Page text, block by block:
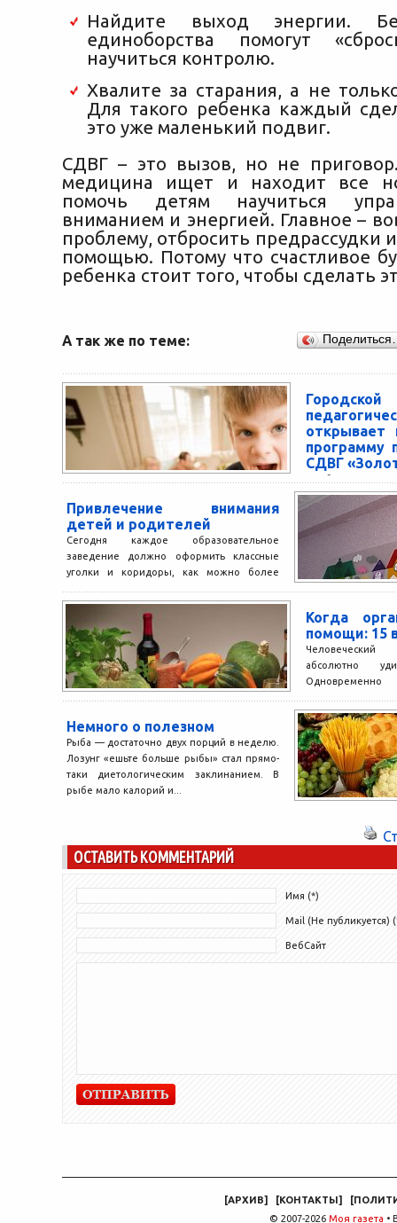
Найдите выход энергии.
единоборства помогут
научиться контролю.
Хвалите за старания, а не
Для такого ребенка каждый
это уже маленький подвиг.
СДВГ – это вызов, но не
медицина ищет и находит все
помочь детям научиться
вниманием и энергией. Главное –
проблему, отбросить предрассудки
помощью. Потому что счастливое
ребенка стоит того, чтобы сделать
А так же по теме:
открывает
программу
СДВГ
Проблемы с
детей –
родителей за
Привлечение внимания
детей и родителей
Сегодня каждое образовательное
заведение должно оформить классные
уголки и коридоры, как можно более
детсада обеспечивают...
Когда
помощи: 15
абсолютно
если случается
Немного о полезном
Рыба — достаточно двух порций в неделю.
Лозунг «ешьте больше рыбы» стал прямо-
таки диетологическим заклинанием. В
рыбе мало калорий и...
ОСТАВИТЬ КОММЕНТАРИЙ
Имя (*)
Mail (Не публикуется)
ВебСайт
[АРХИВ] [КОНТАКТЫ] [
© 2007-2026 Моя газета •